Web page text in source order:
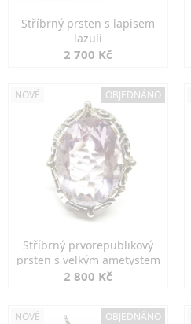
Stříbrný prsten s lapisem
lazuli
2 700 Kč
NOVÉ OBJEDNÁNO
Stříbrný prvorepublikový
prsten s velkým ametystem
2 800 Kč
NOVÉ OBJEDNÁNO